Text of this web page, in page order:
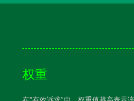
权重